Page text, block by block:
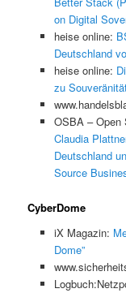
on Digital
heise online:
Deutschland
heise online:
zu
OSBA – Open
Claudia
Deutschland
Source
CyberDome
iX Magazin:
Dome”